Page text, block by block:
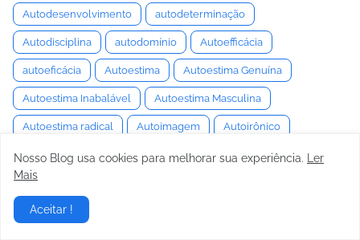
Autodesenvolvimento autodeterminação
Autodisciplina autodomínio Autoefficácia
autoeficácia Autoestima Autoestima Genuína
Autoestima Inabalável Autoestima Masculina
Autoestima radical Autoimagem Autoirônico
Automação automação avançada Automação de Luxo
automação e bem-estar
Automação Robótica
Nosso Blog usa cookies para melhorar sua experiência.
Ler
Mais
Aceitar !